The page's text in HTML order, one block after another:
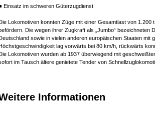
Einsatz im schweren Güterzugdienst
Lokomotiven konnten Züge mit einer Gesamtlast von 1.200
Die wegen ihrer Zugkraft als „Jumbo“ bezeichneten
sowie in vielen anderen europäischen Staaten mit
lag vorwärts bei 80 km/h, rückwärts
Lokomotiven wurden ab 1937 überwiegend mit
im Tausch ältere genietete Tender von
Informationen